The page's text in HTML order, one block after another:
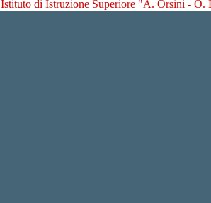
Istituto di Istruzione Superiore "A. Orsini - O.